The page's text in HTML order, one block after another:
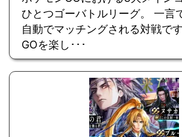
ひとつゴーバトルリーグ。 一言
自動でマッチングされる対戦で
GOを楽し･･･